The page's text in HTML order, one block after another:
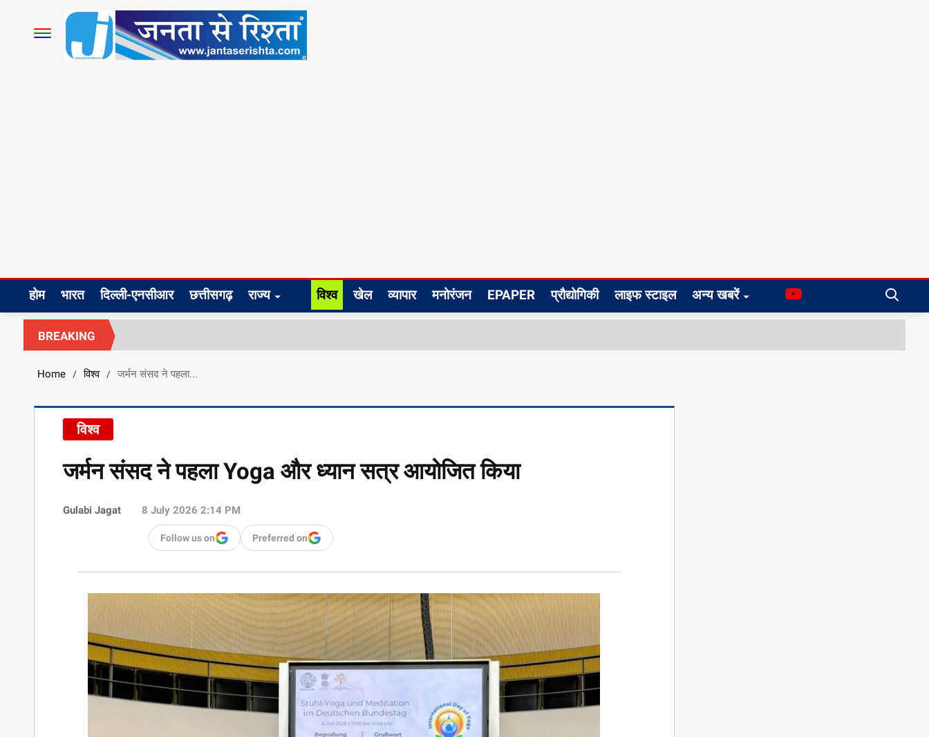
होम भारत दिल्ली-एनसीआर छत्तीसगढ़ राज्य विश्व खेल व्यापार मनोरंजन EPAPER प्रौद्योगिकी लाइफ स्टाइल अन्य खबरें
BREAKING
Home / विश्व / जर्मन संसद ने पहला...
विश्व
जर्मन संसद ने पहला Yoga और ध्यान सत्र आयोजित किया
Gulabi Jagat 8 July 2026 2:14 PM
Follow us on Preferred on